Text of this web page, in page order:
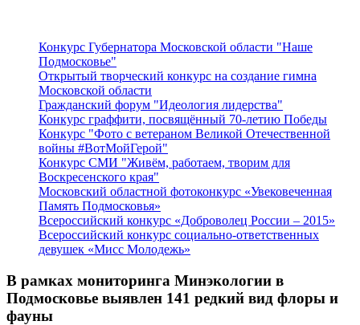
Конкурс Губернатора Московской области "Наше
Подмосковье"
Открытый творческий конкурс на создание гимна
Московской области
Гражданский форум "Идеология лидерства"
Конкурс граффити, посвящённый 70-летию Победы
Конкурс "Фото с ветераном Великой Отечественной
войны #ВотМойГерой"
Конкурс СМИ "Живём, работаем, творим для
Воскресенского края"
Московский областной фотоконкурс «Увековеченная
Память Подмосковья»
Всероссийский конкурс «Доброволец России – 2015»
Всероссийский конкурс социально-ответственных
девушек «Мисс Молодежь»
В рамках мониторинга Минэкологии в
Подмосковье выявлен 141 редкий вид флоры и
фауны